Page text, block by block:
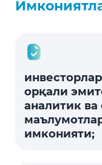
орқали
аналитик ва
имконияти;